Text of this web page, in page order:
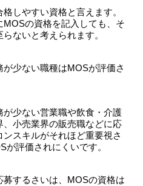
しやすい資格と言えます。
MOSの資格を記入しても、そ
ないと考えられます。
少ない職種はMOSが評価さ
が少ない営業職や飲食・介護
、小売業界の販売職などに応
スキルがそれほど重要視さ
が評価されにくいです。
募するさいは、MOSの資格は